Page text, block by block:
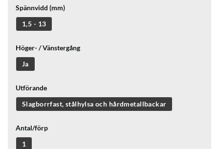
Spännvidd (mm)
1,5 - 13
Höger- / Vänstergång
Ja
Utförande
Slagborrfast, stålhylsa och hårdmetallbackar
Antal/förp
1